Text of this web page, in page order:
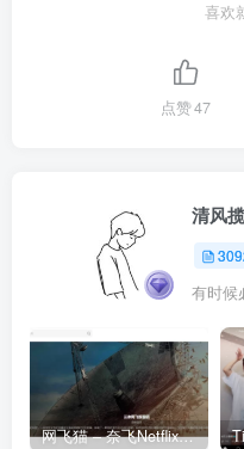
喜欢
点赞47
清风
有时候
网飞猫 – 奈飞Netflix免费看